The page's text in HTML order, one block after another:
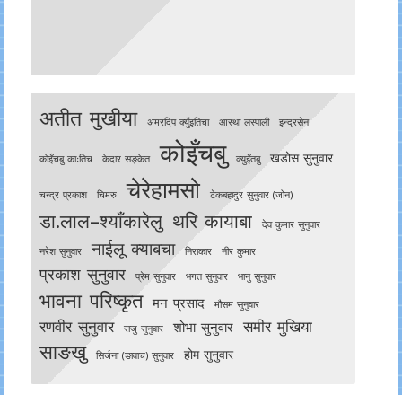
अतीत मुखीया अमरदिप क्युँइतिचा आस्था लस्पाली इन्द्रसेन
काेइँचबु काःतिच केदार सङ्केत कोइँचबु क्युइँतबु खडोस सुनुवार
चन्द्र प्रकाश चिमरु चेरेहामसो टेकबहादुर सुनुवार (जोन)
डा.लाल–श्याँकारेलु थरि कायाबा देव कुमार सुनुवार
नरेश सुनुवार नाईलू क्याबचा निराकार नीर कुमार
प्रकाश सुनुवार प्रेम सुनुवार भगत सुनुवार भानु सुनुवार
भावना परिष्कृत मन प्रसाद मौसम सुनुवार
रणवीर सुनुवार राजु सुनुवार शोभा सुनुवार समीर मुखिया
साङखु सिर्जना (ङावाच) सुनुवार होम सुनुवार